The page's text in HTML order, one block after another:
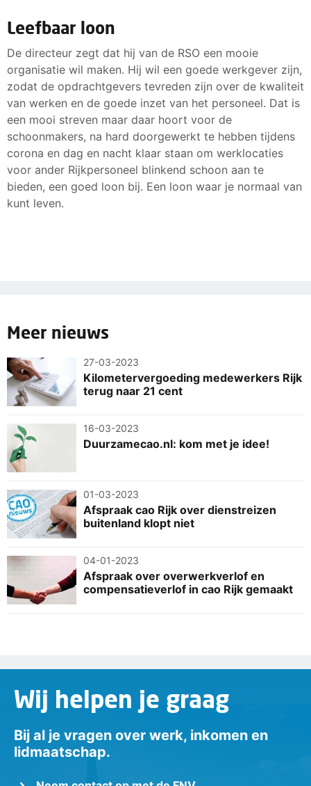
Leefbaar loon
De directeur zegt dat hij van de RSO een mooie
organisatie wil maken. Hij wil een goede werkgever zijn,
zodat de opdrachtgevers tevreden zijn over de kwaliteit
van werken en de goede inzet van het personeel. Dat is
een mooi streven maar daar hoort voor de
schoonmakers, na hard doorgewerkt te hebben tijdens
corona en dag en nacht klaar staan om werklocaties
voor ander Rijkpersoneel blinkend schoon aan te
bieden, een goed loon bij. Een loon waar je normaal van
kunt leven.
Meer nieuws
27-03-2023
Kilometervergoeding medewerkers Rijk
terug naar 21 cent
16-03-2023
Duurzamecao.nl: kom met je idee!
01-03-2023
Afspraak cao Rijk over dienstreizen
buitenland klopt niet
04-01-2023
Afspraak over overwerkverlof en
compensatieverlof in cao Rijk gemaakt
Wij helpen je graag
Bij al je vragen over werk, inkomen en
lidmaatschap.